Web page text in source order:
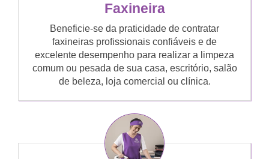
Faxineira
Beneficie-se da praticidade de contratar
faxineiras profissionais confiáveis e de
excelente desempenho para realizar a limpeza
comum ou pesada de sua casa, escritório, salão
de beleza, loja comercial ou clínica.